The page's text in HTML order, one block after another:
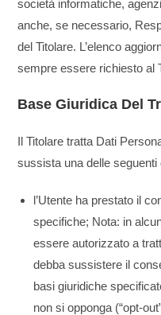
società informatiche,
anche, se necessario,
del Titolare. L’elenco
sempre essere richiesto al
Base Giuridica Del
Il Titolare tratta Dati
sussista una delle seguenti
l’Utente ha prestato il
specifiche; Nota: in
essere autorizzato a
debba sussistere il
basi giuridiche
non si opponga (“opt-